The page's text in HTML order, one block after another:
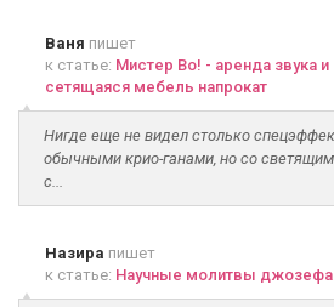
Ваня пишет
к статье: Мистер Во! - аренда звука
сетящаяся мебель напрокат
Нигде еще не видел столько
обычными крио-ганами, но со
с...
Назира пишет
к статье: Научные молитвы